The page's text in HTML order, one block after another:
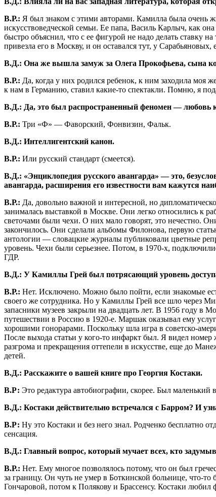
В.Р.: Я был знаком с этими авторами. Камилла была очень
искусствоведческой семьи. Ее папа, Василь Карлыч, как
быстро объяснил, что с ее фигурой не надо делать ставку
привезла его в Москву, и он оставался тут, у
В.Д.: Она же вышла замуж за Олега Прокофьева, сына
В.Р.: Да, когда у них родился ребенок, к ним заходила
к нам в Германию, ставил какие-то спектакли. Помню, я
В.Д.: Да, это был распространенный феномен — любовь
В.Р.: Три «Ф» — Фаворский, Фонвизин, Фальк.
В.Д.: Интеллигентский канон.
В.Р.: Или русский стандарт (смеется).
В.Д.: «Энциклопедия русского авангарда» — это,
авангарда, расширения его известности вам кажутся
В.Р.: Да, довольно важной и интересной, но
занималась выставкой в Москве. Они легко относились к
светочами были чехи. О них мало говорят, это нечестно.
закончилось. Они сделали альбомы Филонова, первую
антологии — словацкие журналы публиковали цветные
уровень. Чехи были серьезнее. Потом, в 1970-х,
ГДР.
В.Д.: У Камиллы Грей был потрясающий уровень доступа
В.Р.: Нет. Исключено. Можно было пойти, если знакомые
своего же сотрудника. Но у Камиллы Грей все шло через
запасники музеев закрыли на двадцать лет. В 1956 году
путешествии в Россию в 1920-е. Маршак оказывал ему
хорошими гонорарами. Поскольку шла игра в советско-
После выхода статьи у кого-то инфаркт был. Я видел
разгрома и прекращения оттепели в искусстве, еще до
детей.
В.Д.: Расскажите о вашей книге про Георгия Костаки.
В.Р: Это редактура автобиографии, скорее. Был маленький
В.Д.: Костаки действительно встречался с Барром? И
В.Р: Ну это Костаки и без него знал. Родченко бесплатно
сенсация.
В.Д.: Главный вопрос, который мучает всех, кто
В.Р.: Нет. Ему многое позволялось потому, что он был
за границу. Он чуть не умер в Боткинской больнице, что-
Гончаровой, потом к Полякову и Брассенсу. Костаки